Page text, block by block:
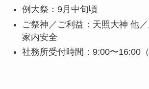
例大祭：9月中旬頃
ご祭神／ご利益：天照大神 他
家内安全
社務所受付時間：9:00〜16:00（